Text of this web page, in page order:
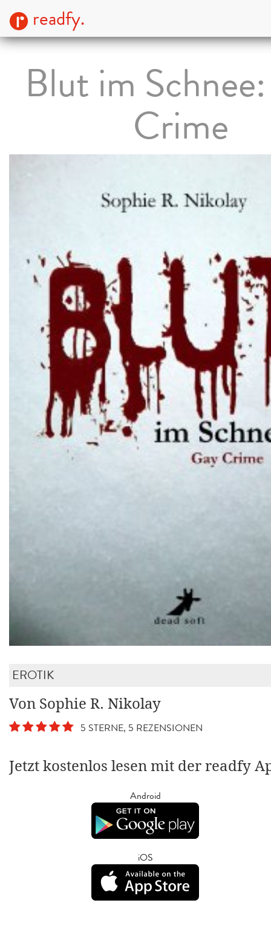
readfy.
Blut im
Crime
EROTIK
Von Sophie R. Nikolay
5 STERNE, 5 REZENSIONEN
Jetzt kostenlos lesen mit der readfy
Android
iOS